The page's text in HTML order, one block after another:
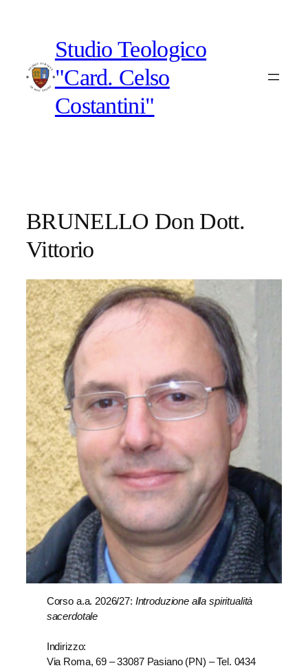
Studio Teologico
"Card. Celso
Costantini"
BRUNELLO Don Dott.
Vittorio
Corso a.a. 2026/27: Introduzione alla spiritualità
sacerdotale
Indirizzo:
Via Roma, 69 – 33087 Pasiano (PN) – Tel. 0434